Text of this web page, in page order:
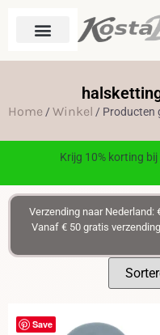
Home /Winkel / Producten
Krijg 10% korting
Verzending naar Nederland:
Vanaf € 50 gratis
Save